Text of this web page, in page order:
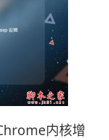
内核增